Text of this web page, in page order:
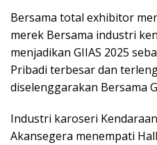
Bersama total exhibitor
merek Bersama industri
menjadikan GIIAS 2025
Pribadi terbesar dan
diselenggarakan Bersama
Industri karoseri
Akansegera menempati